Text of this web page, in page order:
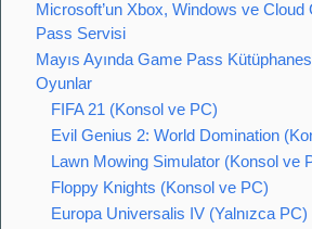
Microsoft’un Xbox, Windows ve
Pass Servisi
Mayıs Ayında Game Pass
Oyunlar
FIFA 21 (Konsol ve PC)
Evil Genius 2: World Domination
Lawn Mowing Simulator (Konsol ve
Floppy Knights (Konsol ve PC)
Europa Universalis IV (Yalnızca PC)